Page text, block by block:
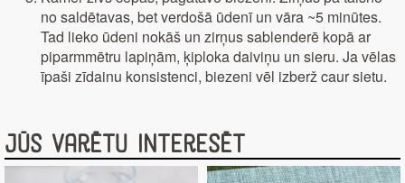
no saldētavas, bet verdošā ūdenī un vāra ~5 minūtes.
Tad lieko ūdeni nokāš un zirņus sablenderē kopā ar
piparmmētru lapiņām, ķiploka daiviņu un sieru. Ja vēlas
īpaši zīdainu konsistenci, biezeni vēl izberž caur sietu.
Jūs varētu interesēt